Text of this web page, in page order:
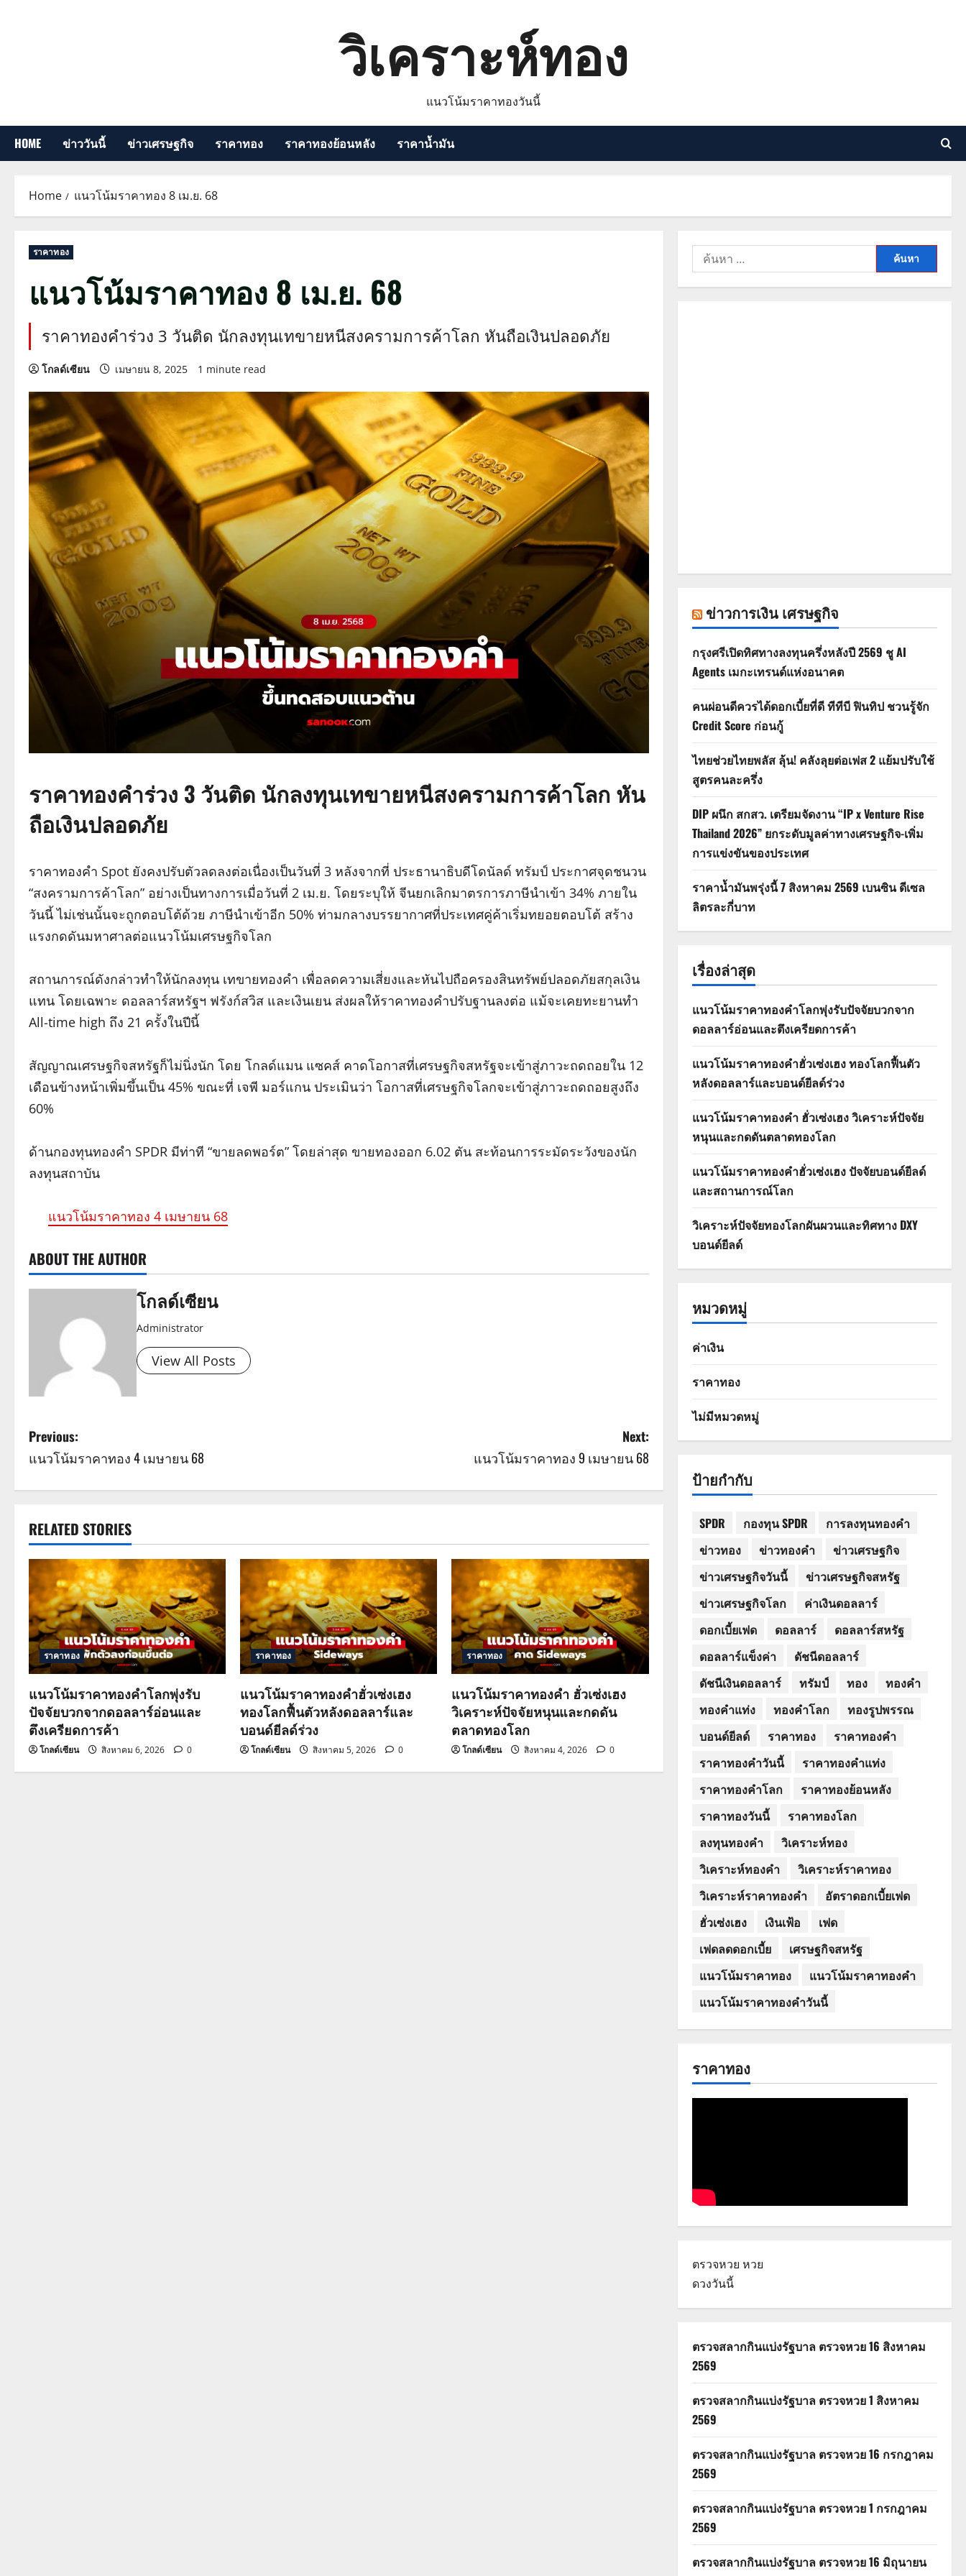
วิเคราะห์ทอง
แนวโน้มราคาทองวันนี้
HOME ข่าววันนี้ ข่าวเศรษฐกิจ ราคาทอง ราคาทองย้อนหลัง ราคาน้ำมัน
Home แนวโน้มราคาทอง 8 เม.ย. 68
ราคาทอง
แนวโน้มราคาทอง 8 เม.ย. 68
ราคาทองคำร่วง 3 วันติด นักลงทุนเทขายหนีสงครามการค้าโลก หันถือเงินปลอดภัย
โกลด์เซียน เมษายน 8, 2025 1 minute read
ราคาทองคำร่วง 3 วันติด นักลงทุนเทขายหนีสงครามการค้าโลก หัน
ถือเงินปลอดภัย
ราคาทองคำ Spot ยังคงปรับตัวลดลงต่อเนื่องเป็นวันที่ 3 หลังจากที่ ประธานาธิบดีโดนัลด์ ทรัมป์ ประกาศจุดชนวน
“สงครามการค้าโลก” อย่างเป็นทางการเมื่อวันที่ 2 เม.ย. โดยระบุให้ จีนยกเลิกมาตรการภาษีนำเข้า 34% ภายใน
วันนี้ ไม่เช่นนั้นจะถูกตอบโต้ด้วย ภาษีนำเข้าอีก 50% ท่ามกลางบรรยากาศที่ประเทศคู่ค้าเริ่มทยอยตอบโต้ สร้าง
แรงกดดันมหาศาลต่อแนวโน้มเศรษฐกิจโลก
สถานการณ์ดังกล่าวทำให้นักลงทุน เทขายทองคำ เพื่อลดความเสี่ยงและหันไปถือครองสินทรัพย์ปลอดภัยสกุลเงิน
แทน โดยเฉพาะ ดอลลาร์สหรัฐฯ ฟรังก์สวิส และเงินเยน ส่งผลให้ราคาทองคำปรับฐานลงต่อ แม้จะเคยทะยานทำ
All-time high ถึง 21 ครั้งในปีนี้
สัญญาณเศรษฐกิจสหรัฐก็ไม่นิ่งนัก โดย โกลด์แมน แซคส์ คาดโอกาสที่เศรษฐกิจสหรัฐจะเข้าสู่ภาวะถดถอยใน 12
เดือนข้างหน้าเพิ่มขึ้นเป็น 45% ขณะที่ เจพี มอร์แกน ประเมินว่า โอกาสที่เศรษฐกิจโลกจะเข้าสู่ภาวะถดถอยสูงถึง
60%
ด้านกองทุนทองคำ SPDR มีท่าที “ขายลดพอร์ต” โดยล่าสุด ขายทองออก 6.02 ตัน สะท้อนการระมัดระวังของนัก
ลงทุนสถาบัน
แนวโน้มราคาทอง 4 เมษายน 68
ABOUT THE AUTHOR
โกลด์เซียน
Administrator
View All Posts
P
o
s
t
n
a
v
i
g
a
t
i
Previous:
แนวโน้มราคาทอง 4 เมษายน 68
Next:
แนวโน้มราคาทอง 9 เมษายน 68
RELATED STORIES
ราคาทอง
แนวโน้มราคาทองคำโลกพุ่งรับ
ปัจจัยบวกจากดอลลาร์อ่อนและ
ตึงเครียดการค้า
โกลด์เซียน สิงหาคม 6, 2026 0
ราคาทอง
แนวโน้มราคาทองคำฮั่วเซ่งเฮง
ทองโลกฟื้นตัวหลังดอลลาร์และ
บอนด์ยีลด์ร่วง
โกลด์เซียน สิงหาคม 5, 2026 0
ราคาทอง
แนวโน้มราคาทองคำ ฮั่วเซ่งเฮง
วิเคราะห์ปัจจัยหนุนและกดดัน
ตลาดทองโลก
โกลด์เซียน สิงหาคม 4, 2026 0
ค้นหา
สำหรับ:
ข่าวการเงิน เศรษฐกิจ
กรุงศรีเปิดทิศทางลงทุนครึ่งหลังปี 2569 ชู AI
Agents เมกะเทรนด์แห่งอนาคต
คนผ่อนดีควรได้ดอกเบี้ยที่ดี ทีทีบี ฟินทิป ชวนรู้จัก
Credit Score ก่อนกู้
ไทยช่วยไทยพลัส ลุ้น! คลังลุยต่อเฟส 2 แย้มปรับใช้
สูตรคนละครึ่ง
DIP ผนึก สกสว. เตรียมจัดงาน “IP x Venture Rise
Thailand 2026” ยกระดับมูลค่าทางเศรษฐกิจ-เพิ่ม
การแข่งขันของประเทศ
ราคาน้ำมันพรุ่งนี้ 7 สิงหาคม 2569 เบนซิน ดีเซล
ลิตรละกี่บาท
เรื่องล่าสุด
แนวโน้มราคาทองคำโลกพุ่งรับปัจจัยบวกจาก
ดอลลาร์อ่อนและตึงเครียดการค้า
แนวโน้มราคาทองคำฮั่วเซ่งเฮง ทองโลกฟื้นตัว
หลังดอลลาร์และบอนด์ยีลด์ร่วง
แนวโน้มราคาทองคำ ฮั่วเซ่งเฮง วิเคราะห์ปัจจัย
หนุนและกดดันตลาดทองโลก
แนวโน้มราคาทองคำฮั่วเซ่งเฮง ปัจจัยบอนด์ยีลด์
และสถานการณ์โลก
วิเคราะห์ปัจจัยทองโลกผันผวนและทิศทาง DXY
บอนด์ยีลด์
หมวดหมู่
ค่าเงิน
ราคาทอง
ไม่มีหมวดหมู่
ป้ายกำกับ
SPDR กองทุน SPDR
การลงทุนทองคำ
ข่าวทอง
ข่าวทองคำ
ข่าวเศรษฐกิจ
ข่าวเศรษฐกิจวันนี้
ข่าวเศรษฐกิจสหรัฐ
ข่าวเศรษฐกิจโลก
ค่าเงินดอลลาร์
ดอกเบี้ยเฟด
ดอลลาร์
ดอลลาร์สหรัฐ
ดอลลาร์แข็งค่า
ดัชนีดอลลาร์
ดัชนีเงินดอลลาร์
ทรัมป์ ทอง
ทองคำ
ทองคำแท่ง
ทองคำโลก
ทองรูปพรรณ
บอนด์ยีลด์
ราคาทอง
ราคาทองคำ
ราคาทองคำวันนี้
ราคาทองคำแท่ง
ราคาทองคำโลก
ราคาทองย้อนหลัง
ราคาทองวันนี้
ราคาทองโลก
ลงทุนทองคำ
วิเคราะห์ทอง
วิเคราะห์ทองคำ
วิเคราะห์ราคาทอง
วิเคราะห์ราคาทองคำ
อัตราดอกเบี้ยเฟด
ฮั่วเซ่งเฮง
เงินเฟ้อ
เฟด
เฟดลดดอกเบี้ย
เศรษฐกิจสหรัฐ
แนวโน้มราคาทอง
แนวโน้มราคาทองคำ
แนวโน้มราคาทองคำวันนี้
ราคาทอง
ตรวจหวย หวย
ดวงวันนี้
ตรวจสลากกินแบ่งรัฐบาล ตรวจหวย 16 สิงหาคม
2569
ตรวจสลากกินแบ่งรัฐบาล ตรวจหวย 1 สิงหาคม
2569
ตรวจสลากกินแบ่งรัฐบาล ตรวจหวย 16 กรกฎาคม
2569
ตรวจสลากกินแบ่งรัฐบาล ตรวจหวย 1 กรกฎาคม
2569
ตรวจสลากกินแบ่งรัฐบาล ตรวจหวย 16 มิถุนายน